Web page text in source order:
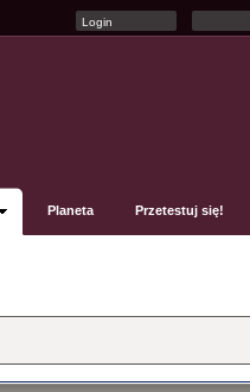
Planeta Przetestuj się!